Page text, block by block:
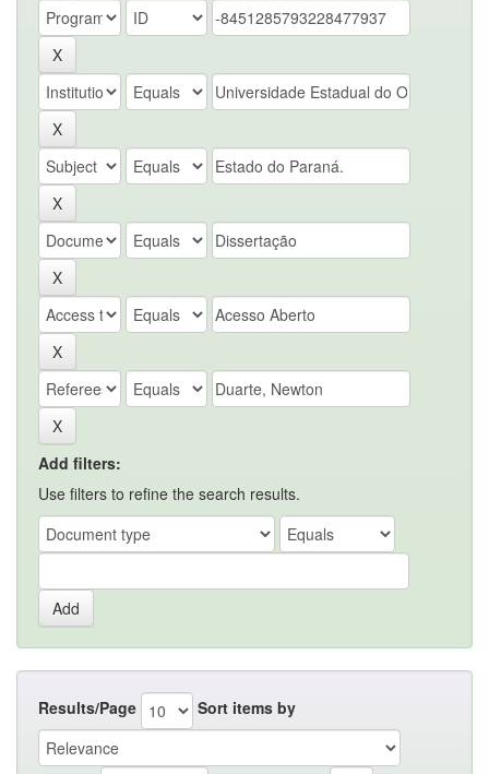
Add filters:
Use filters to refine the search results.
Results/Page Sort items by